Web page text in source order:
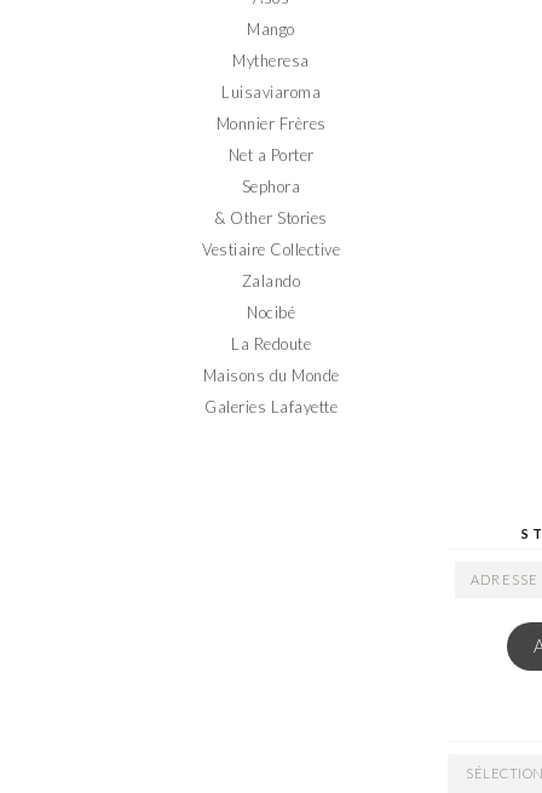
Mango
Mytheresa
Luisaviaroma
Monnier Frères
Net a Porter
Sephora
& Other Stories
Vestiaire Collective
Zalando
Nocibé
La Redoute
Maisons du Monde
Galeries Lafayette
ADRESSE
ARCHIVES